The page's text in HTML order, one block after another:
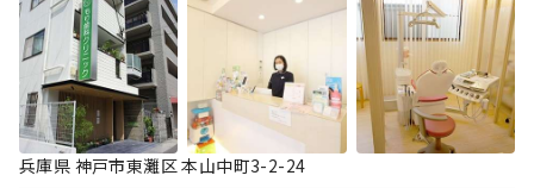
兵庫県 神戸市東灘区 本山中町3-2-24